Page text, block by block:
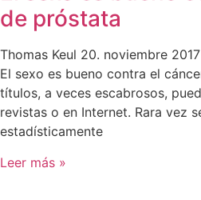
de próstata
Thomas Keul 20. noviembre 2017
El sexo es bueno contra el
títulos, a veces escabrosos,
revistas o en Internet. Rara vez
estadísticamente
Leer más »